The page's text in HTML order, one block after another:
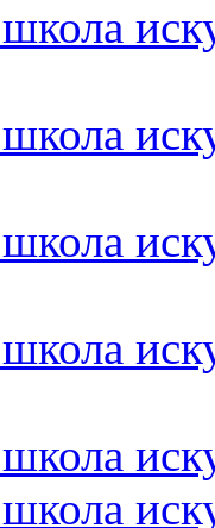
школа
школа